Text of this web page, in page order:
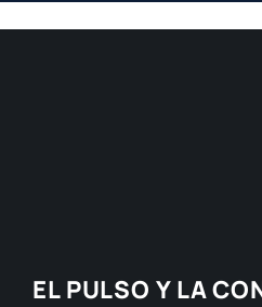
EL PULSO Y LA